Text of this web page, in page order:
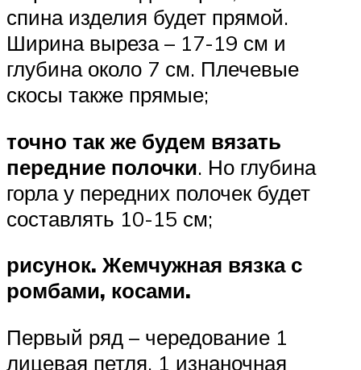
спина изделия будет прямой.
Ширина выреза – 17-19 см и
глубина около 7 см. Плечевые
скосы также прямые;
точно так же будем вязать
передние полочки. Но глубина
горла у передних полочек будет
составлять 10-15 см;
рисунок. Жемчужная вязка с
ромбами, косами.
Первый ряд – чередование 1
лицевая петля, 1 изнаночная